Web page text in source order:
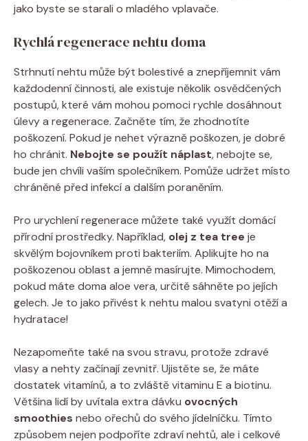
jako byste se starali o mladého vplavače.
Rychlá regenerace nehtu doma
Strhnutí nehtu může být bolestivé a znepříjemnit vám
každodenní činnosti, ale existuje několik osvědčených
postupů, které vám mohou pomoci rychle dosáhnout
úlevy a regenerace. Začněte tím, že zhodnotíte
poškození. Pokud je nehet výrazně poškozen, je dobré
ho chránit. Nebojte se použít náplast, nebojte se,
bude jen chvíli vaším společníkem. Pomůže udržet místo
chráněné před infekcí a dalším poraněním.
Pro urychlení regenerace můžete také využít domácí
přírodní prostředky. Například, olej z tea tree je
skvělým bojovníkem proti bakteriím. Aplikujte ho na
poškozenou oblast a jemně masírujte. Mimochodem,
pokud máte doma aloe vera, určitě sáhněte po jejích
gelech. Je to jako přivést k nehtu malou svatyni otěží a
hydratace!
Nezapomeňte také na svou stravu, protože zdravé
vlasy a nehty začínají zevnitř. Ujistěte se, že máte
dostatek vitamínů, a to zvláště vitaminu E a biotinu.
Většina lidí by uvítala extra dávku ovocných
smoothies nebo ořechů do svého jídelníčku. Tímto
způsobem nejen podpoříte zdraví nehtů, ale i celkové